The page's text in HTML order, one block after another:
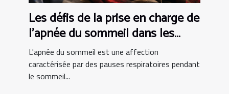
Les défis de la prise en charge de
l'apnée du sommeil dans les
pays en développement
L'apnée du sommeil est une affection
caractérisée par des pauses respiratoires pendant
le sommeil...